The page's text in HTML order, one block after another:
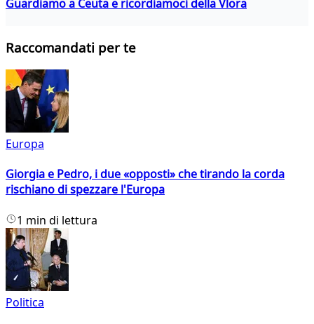
Guardiamo a Ceuta e ricordiamoci della Vlora
Raccomandati per te
Europa
Giorgia e Pedro, i due «opposti» che tirando la corda
rischiano di spezzare l'Europa
1 min di lettura
Politica